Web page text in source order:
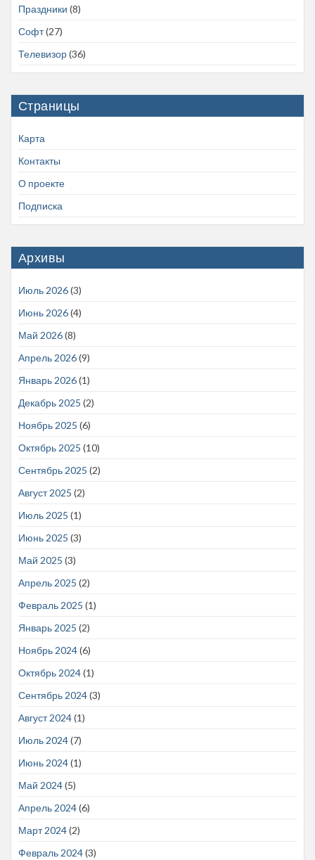
Праздники (8)
Софт(27)
Телевизор(36)
Страницы
Карта
Контакты
О проекте
Подписка
Архивы
Июль 2026(3)
Июнь 2026(4)
Май 2026(8)
Апрель 2026(9)
Январь 2026(1)
Декабрь 2025 (2)
Ноябрь 2025 (6)
Октябрь 2025 (10)
Сентябрь 2025 (2)
Август 2025 (2)
Июль 2025 (1)
Июнь 2025 (3)
Май 2025 (3)
Апрель 2025 (2)
Февраль 2025 (1)
Январь 2025 (2)
Ноябрь 2024(6)
Октябрь 2024(1)
Сентябрь 2024(3)
Август 2024(1)
Июль 2024(7)
Июнь 2024(1)
Май 2024(5)
Апрель 2024(6)
Март 2024(2)
Февраль 2024(3)